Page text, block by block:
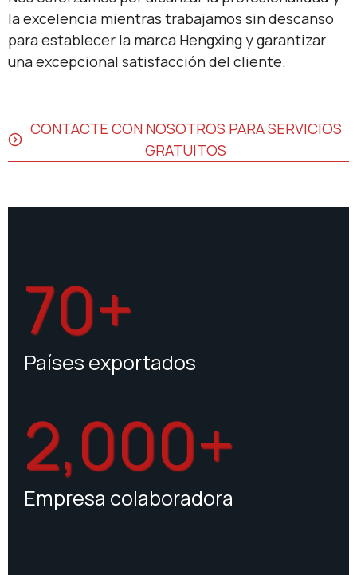
70+
Países exportados
2,000+
Empresa colaboradora
la excelencia mientras trabajamos sin descanso
para establecer la marca Hengxing y garantizar
una excepcional satisfacción del cliente.
CONTACTE CON NOSOTROS PARA SERVICIOS
GRATUITOS